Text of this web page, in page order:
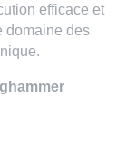
efficace et
domaine des